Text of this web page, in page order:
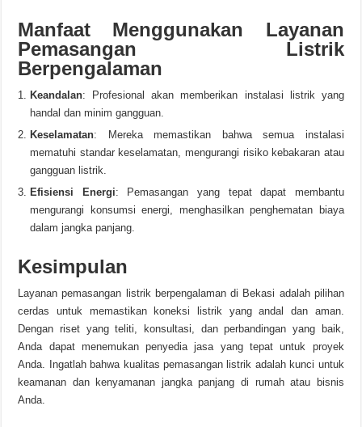
Manfaat Menggunakan Layanan
Pemasangan Listrik
Berpengalaman
Keandalan: Profesional akan memberikan instalasi listrik yang
handal dan minim gangguan.
Keselamatan: Mereka memastikan bahwa semua instalasi
mematuhi standar keselamatan, mengurangi risiko kebakaran atau
gangguan listrik.
Efisiensi Energi: Pemasangan yang tepat dapat membantu
mengurangi konsumsi energi, menghasilkan penghematan biaya
dalam jangka panjang.
Kesimpulan
Layanan pemasangan listrik berpengalaman di Bekasi adalah pilihan
cerdas untuk memastikan koneksi listrik yang andal dan aman.
Dengan riset yang teliti, konsultasi, dan perbandingan yang baik,
Anda dapat menemukan penyedia jasa yang tepat untuk proyek
Anda. Ingatlah bahwa kualitas pemasangan listrik adalah kunci untuk
keamanan dan kenyamanan jangka panjang di rumah atau bisnis
Anda.